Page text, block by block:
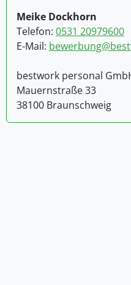
Meike Dockhorn
Telefon: 0531 20979600
E-Mail:
bestwork personal
Mauernstraße 33
38100 Braunschweig